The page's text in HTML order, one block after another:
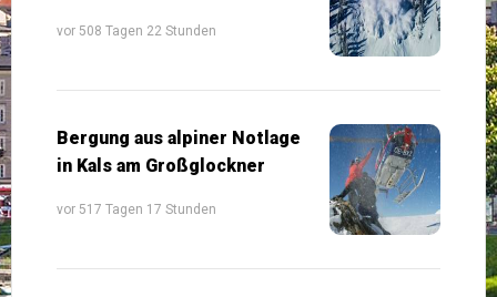
vor 508 Tagen 22 Stunden
Bergung aus alpiner Notlage
in Kals am Großglockner
vor 517 Tagen 17 Stunden